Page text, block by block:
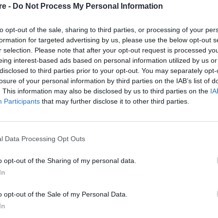
- Do Not Process My Personal Information
opt-out of the sale, sharing to third parties, or processing of your
for targeted advertising by us, please use the below opt-out
selection. Please note that after your opt-out request is processed
interest-based ads based on personal information utilized by us
to third parties prior to your opt-out. You may separately
of your personal information by third parties on the IAB’s list of
This information may also be disclosed by us to third parties on the
Participants that may further disclose it to other third parties.
Data Processing Opt Outs
opt-out of the Sharing of my personal data.
opt-out of the Sale of my Personal Data.
αρέσει να τους λένε τι να κάνουν και
Είναι δύσκολο για τους ανθρώπους να
έχουν μια αρνητική οπτική που δεν
Χρειάζεται λίγος χρόνος για να
ανέχονται να τους αδικούν – γι’ αυτό
δύσκολη πλευρά τους και να παραμείνετε
ακόμα κι αν δεν δείχνουν
τους και η απροθυμία τους να
δύσκολο να συνδεθούν συναισθηματικά με
γεγονός που τους κάνει πιο
Αλλά τείνουν να είναι πιο μυστικοπαθείς,
φαίνονται αδιάφοροι.